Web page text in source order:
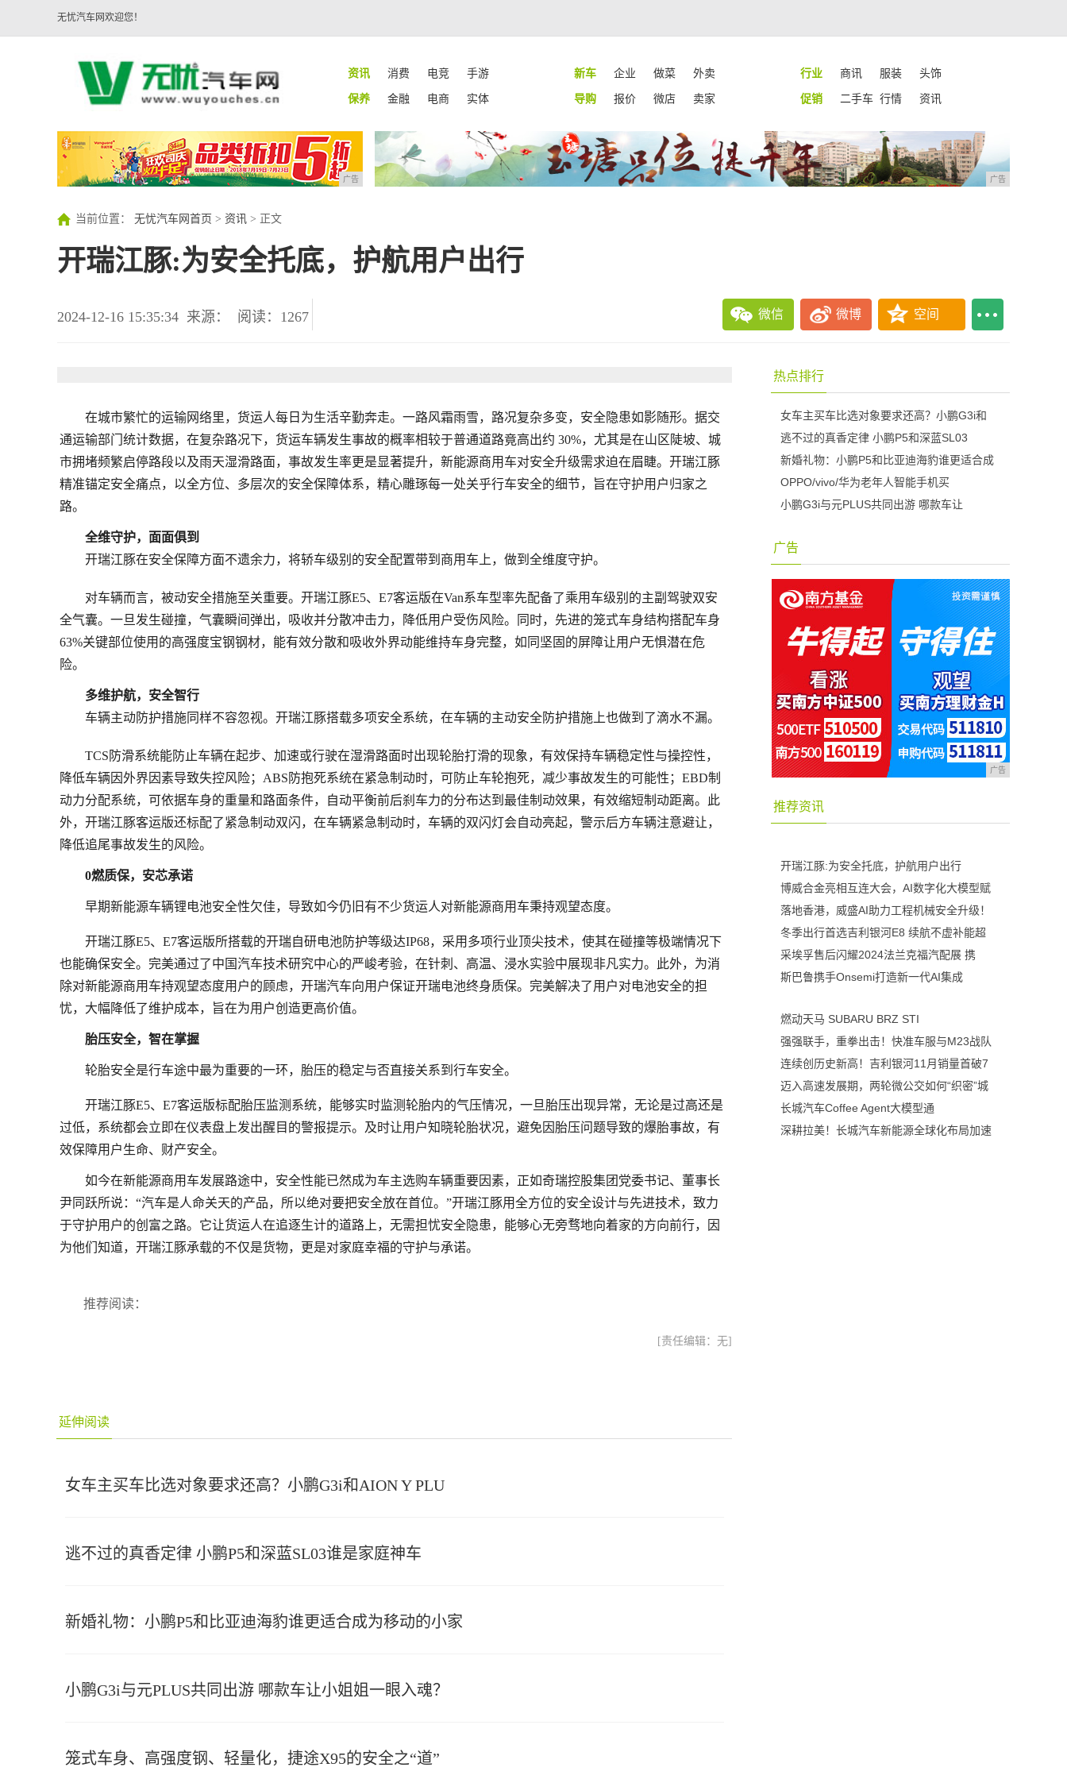
无忧汽车网欢迎您！
资讯 消费 电竞 手游 新车 企业 做菜 外卖 行业 商讯 服装
头饰
保养
金融 电商 实体 导购 报价 微店 卖家 促销 二手车 行情 资讯
广告 广告
当前位置： 无忧汽车网首页 > 资讯 > 正文
开瑞江豚:为安全托底，护航用户出行
2024-12-16 15:35:34 来源： 阅读：1267 微信 微博 空间
在城市繁忙的运输网络里，货运人每日为生活辛勤奔走。一路风霜雨雪，路况复杂多变，安全隐患如影随形。据交
通运输部门统计数据，在复杂路况下，货运车辆发生事故的概率相较于普通道路竟高出约 30%，尤其是在山区陡坡、城
市拥堵频繁启停路段以及雨天湿滑路面，事故发生率更是显著提升，新能源商用车对安全升级需求迫在眉睫。开瑞江豚
精准锚定安全痛点，以全方位、多层次的安全保障体系，精心雕琢每一处关乎行车安全的细节，旨在守护用户归家之
路。
全维守护，面面俱到
开瑞江豚在安全保障方面不遗余力，将轿车级别的安全配置带到商用车上，做到全维度守护。
对车辆而言，被动安全措施至关重要。开瑞江豚E5、E7客运版在Van系车型率先配备了乘用车级别的主副驾驶双安
全气囊。一旦发生碰撞，气囊瞬间弹出，吸收并分散冲击力，降低用户受伤风险。同时，先进的笼式车身结构搭配车身
63%关键部位使用的高强度宝钢钢材，能有效分散和吸收外界动能维持车身完整，如同坚固的屏障让用户无惧潜在危
险。
多维护航，安全智行
车辆主动防护措施同样不容忽视。开瑞江豚搭载多项安全系统，在车辆的主动安全防护措施上也做到了滴水不漏。
TCS防滑系统能防止车辆在起步、加速或行驶在湿滑路面时出现轮胎打滑的现象， 有效保持车辆稳定性与操控性，
降低车辆因外界因素导致失控风险；ABS防抱死系统在紧急制动时，可防止车轮抱死，减少事故发生的可能性；EBD制
动力分配系统，可依据车身的重量和路面条件，自动平衡前后刹车力的分布达到最佳制动效果，有效缩短制动距离。此
外，开瑞江豚客运版还标配了紧急制动双闪，在车辆紧急制动时，车辆的双闪灯会自动亮起，警示后方车辆注意避让，
降低追尾事故发生的风险。
0燃质保，安芯承诺
早期新能源车辆锂电池安全性欠佳，导致如今仍旧有不少货运人对新能源商用车秉持观望态度。
开瑞江豚E5、E7客运版所搭载的开瑞自研电池防护等级达IP68，采用多项行业顶尖技术，使其在碰撞等极端情况下
也能确保安全。完美通过了中国汽车技术研究中心的严峻考验，在针刺、高温、浸水实验中展现非凡实力。此外，为消
除对新能源商用车持观望态度用户的顾虑，开瑞汽车向用户保证开瑞电池终身质保。完美解决了用户对电池安全的担
忧，大幅降低了维护成本，旨在为用户创造更高价值。
胎压安全，智在掌握
轮胎安全是行车途中最为重要的一环，胎压的稳定与否直接关系到行车安全。
开瑞江豚E5、E7客运版标配胎压监测系统，能够实时监测轮胎内的气压情况，一旦胎压出现异常，无论是过高还是
过低，系统都会立即在仪表盘上发出醒目的警报提示。及时让用户知晓轮胎状况，避免因胎压问题导致的爆胎事故，有
效保障用户生命、财产安全。
如今在新能源商用车发展路途中，安全性能已然成为车主选购车辆重要因素，正如奇瑞控股集团党委书记、董事长
尹同跃所说：“汽车是人命关天的产品，所以绝对要把安全放在首位。”开瑞江豚用全方位的安全设计与先进技术，致力
于守护用户的创富之路。它让货运人在追逐生计的道路上，无需担忧安全隐患，能够心无旁骛地向着家的方向前行，因
为他们知道，开瑞江豚承载的不仅是货物，更是对家庭幸福的守护与承诺。
推荐阅读：
[责任编辑：无]
延伸阅读
女车主买车比选对象要求还高？小鹏G3i和AION Y PLU
逃不过的真香定律 小鹏P5和深蓝SL03谁是家庭神车
新婚礼物：小鹏P5和比亚迪海豹谁更适合成为移动的小家
小鹏G3i与元PLUS共同出游 哪款车让小姐姐一眼入魂？
笼式车身、高强度钢、轻量化，捷途X95的安全之“道”
热点排行
女车主买车比选对象要求还高？小鹏G3i和
逃不过的真香定律 小鹏P5和深蓝SL03
新婚礼物：小鹏P5和比亚迪海豹谁更适合成
OPPO/vivo/华为老年人智能手机买
小鹏G3i与元PLUS共同出游 哪款车让
广告
广告
推荐资讯
开瑞江豚:为安全托底，护航用户出行
博威合金亮相互连大会，AI数字化大模型赋
落地香港，威盛AI助力工程机械安全升级！
冬季出行首选吉利银河E8 续航不虚补能超
采埃孚售后闪耀2024法兰克福汽配展 携
斯巴鲁携手Onsemi打造新一代AI集成
燃动天马 SUBARU BRZ STI
强强联手，重拳出击！快准车服与M23战队
连续创历史新高！吉利银河11月销量首破7
迈入高速发展期，两轮微公交如何“织密”城
长城汽车Coffee Agent大模型通
深耕拉美！长城汽车新能源全球化布局加速